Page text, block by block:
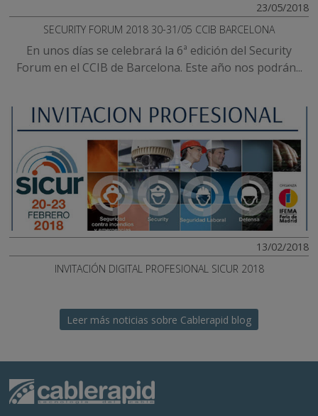
23/05/2018
SECURITY FORUM 2018 30-31/05 CCIB BARCELONA
En unos días se celebrará la 6ª edición del Security
Forum en el CCIB de Barcelona. Este año nos podrán...
13/02/2018
INVITACIÓN DIGITAL PROFESIONAL SICUR 2018
Leer más noticias sobre Cablerapid blog